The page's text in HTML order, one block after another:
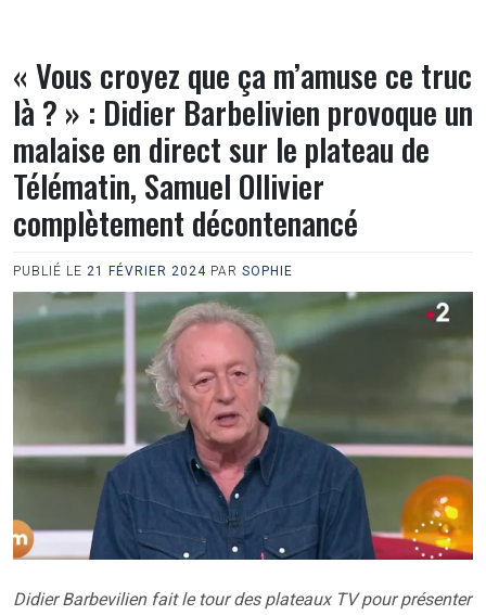
« Vous croyez que ça m’amuse ce truc
là ? » : Didier Barbelivien provoque un
malaise en direct sur le plateau de
Télématin, Samuel Ollivier
complètement décontenancé
PUBLIÉ LE 21 FÉVRIER 2024 PAR SOPHIE
Didier Barbevilien fait le tour des plateaux TV pour présenter